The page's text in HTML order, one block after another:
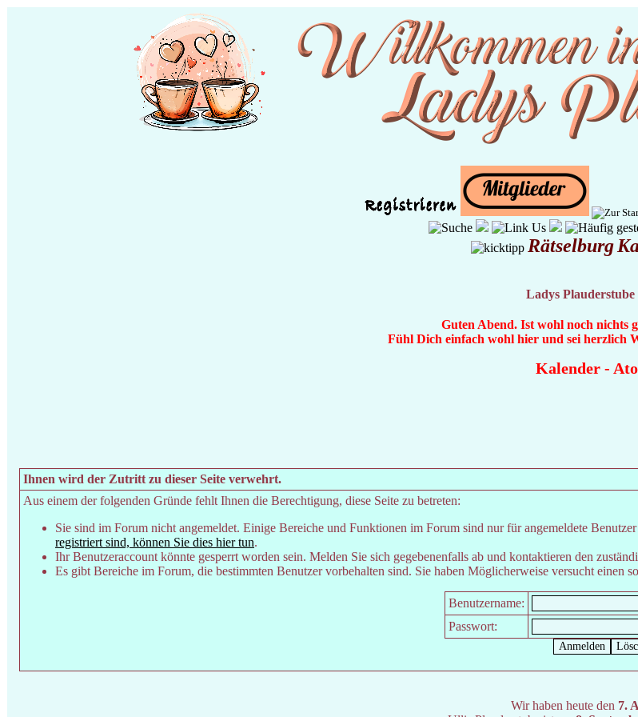
Rätselburg
Ladys
Guten Abend. Ist wohl noch nichts
Fühl Dich einfach wohl hier und sei herzlich
Kalender -
Ihnen wird der Zutritt zu dieser Seite verwehrt.
Aus einem der folgenden Gründe fehlt Ihnen die Berechtigung, diese Seite zu betreten:
Sie sind im Forum nicht angemeldet. Einige Bereiche und Funktionen im Forum sind nur für angemeldete
registriert sind, können Sie dies hier tun.
Ihr Benutzeraccount könnte gesperrt worden sein. Melden Sie sich gegebenenfalls ab und kontaktieren den
Es gibt Bereiche im Forum, die bestimmten Benutzer vorbehalten sind. Sie haben Möglicherweise versucht einen
Benutzername:
Passwort:
Wir haben heute den 7.